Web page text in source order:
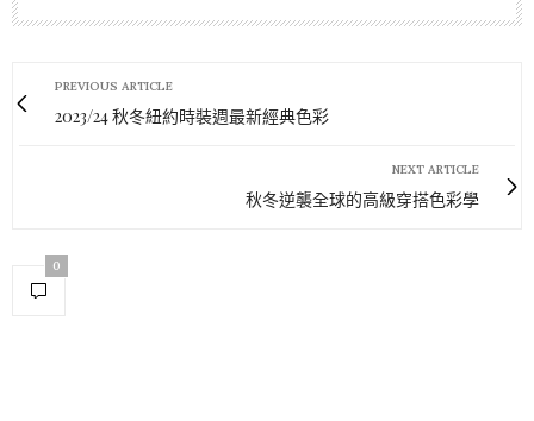
PREVIOUS ARTICLE
2023/24 秋冬紐約時裝週最新經典色彩
NEXT ARTICLE
秋冬逆襲全球的高級穿搭色彩學
0